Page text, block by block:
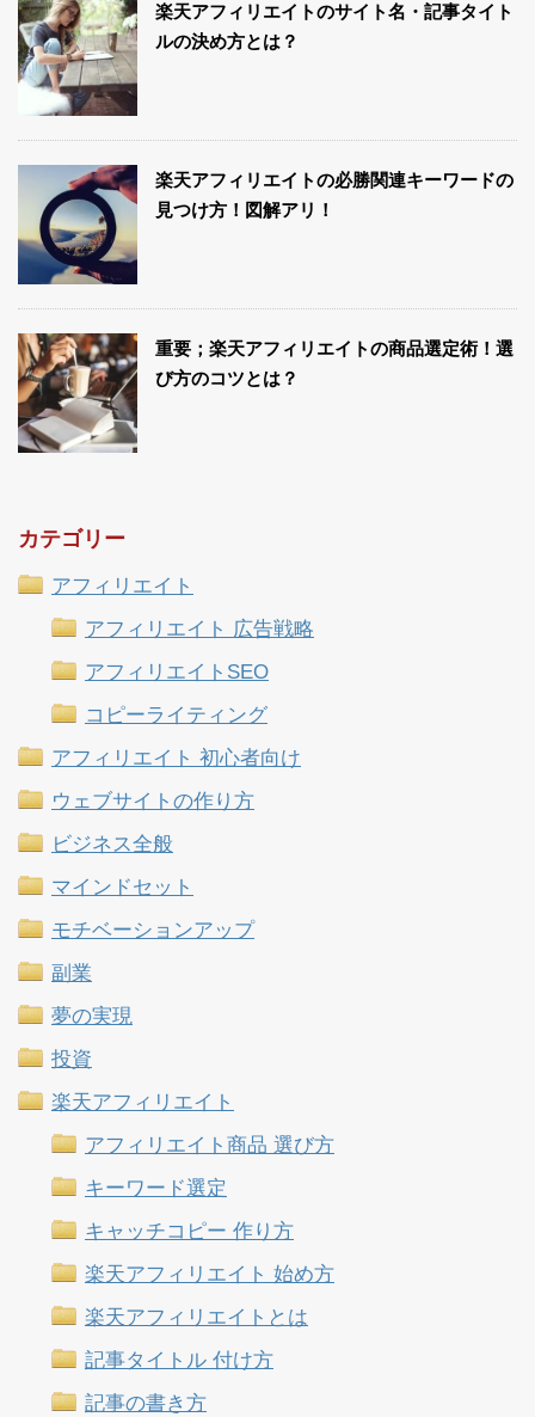
楽天アフィリエイトのサイト名・記事タイト
ルの決め方とは？
楽天アフィリエイトの必勝関連キーワードの
見つけ方！図解アリ！
重要；楽天アフィリエイトの商品選定術！選
び方のコツとは？
カテゴリー
アフィリエイト
アフィリエイト 広告戦略
アフィリエイトSEO
コピーライティング
アフィリエイト 初心者向け
ウェブサイトの作り方
ビジネス全般
マインドセット
モチベーションアップ
副業
夢の実現
投資
楽天アフィリエイト
アフィリエイト商品 選び方
キーワード選定
キャッチコピー 作り方
楽天アフィリエイト 始め方
楽天アフィリエイトとは
記事タイトル 付け方
記事の書き方